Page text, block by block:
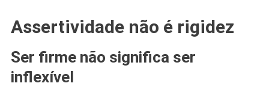
Assertividade não é rigidez
Ser firme não significa ser
inflexível